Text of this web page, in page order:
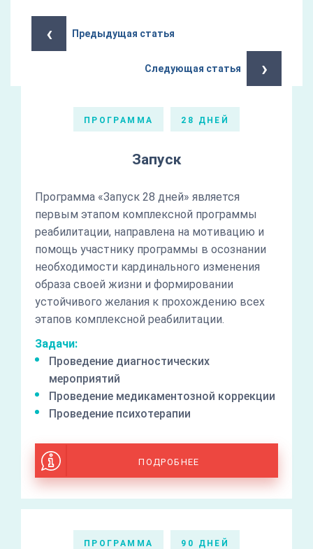
‹ Предыдущая статья
Следующая статья ›
ПРОГРАММА 28 ДНЕЙ
Запуск
Программа «Запуск 28 дней» является
первым этапом комплексной программы
реабилитации, направлена на мотивацию и
помощь участнику программы в осознании
необходимости кардинального изменения
образа своей жизни и формировании
устойчивого желания к прохождению всех
этапов комплексной реабилитации.
Задачи:
Проведение диагностических
мероприятий
Проведение медикаментозной коррекции
Проведение психотерапии
ПОДРОБНЕЕ
ПРОГРАММА 90 ДНЕЙ